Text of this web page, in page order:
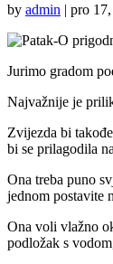
by admin | pro 17,
Jurimo gradom
Najvažnije je
Zvijezda bi
bi se prilagodila
Ona treba puno
jednom postavite
Ona voli vlažno
podložak s